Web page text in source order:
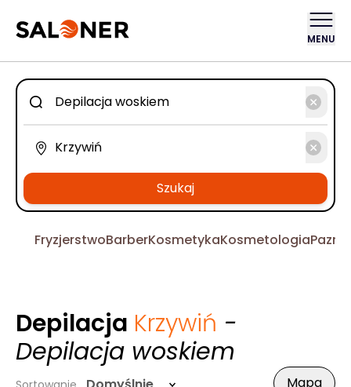
MENU
Szukaj
FryzjerstwoBarberKosmetykaKosmetologia
Depilacja Krzywiń -
Depilacja woskiem
Mapa